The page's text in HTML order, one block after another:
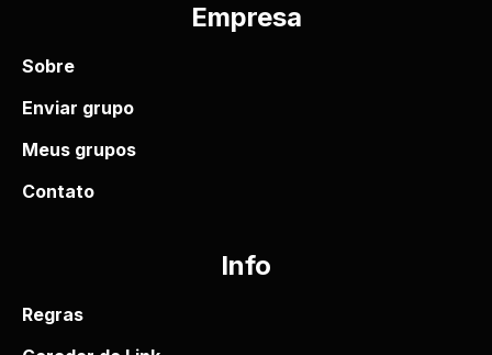
Empresa
Sobre
Enviar grupo
Meus grupos
Contato
Info
Regras